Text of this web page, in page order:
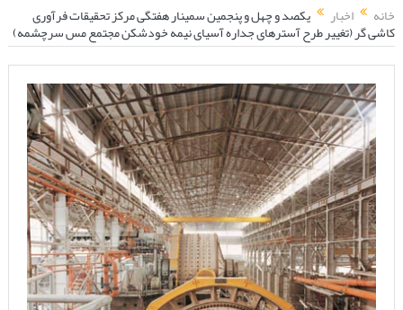
خانه اخبار یکصد و چهل و پنجمین سمینار هفتگی مرکز تحقیقات فرآوری
کاشی گر (تغییر طرح آسترهای جداره آسیای نیمه خودشکن مجتمع مس سرچشمه)